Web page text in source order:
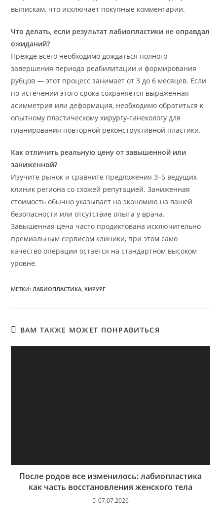
выпискам, что исключает покупные комментарии.
Что делать, если результат лабиопластики не оправдал
ожиданий?
Прежде всего необходимо дождаться полного
завершения периода реабилитации и формирования
рубцов — этот процесс занимает от 3 до 6 месяцев. Если
по истечении этого срока сохраняется выраженная
асимметрия или деформация, необходимо обратиться к
опытному пластическому хирургу-гинекологу для
планирования повторной реконструктивной пластики.
Как отличить реальную цену от завышенной или
заниженной?
Изучите рынок и сравните предложения 3–5 ведущих
клиник региона со схожей репутацией. Заниженная
стоимость обычно указывает на экономию на вашей
безопасности или отсутствие опыта у врача.
Завышенная цена часто продиктована исключительно
премиальным сервисом клиники, при этом само
качество операции остается на стандартном высоком
уровне.
МЕТКИ:ЛАБИОПЛАСТИКА ХИРУРГ
ВАМ ТАКЖЕ МОЖЕТ ПОНРАВИТЬСЯ
После родов все изменилось: лабиопластика
как часть восстановления женского тела
07.07.2026